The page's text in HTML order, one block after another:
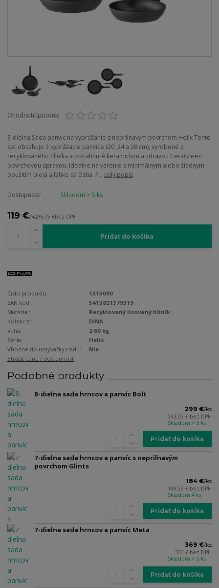
Ohodnotiť produkt
3-dielna Sada panvíc na vyprážanie s nepriľnavým povrchom Helix Tento
set obsahuje 3 vyprážacie panvice (20, 24 a 28 cm), vyrobené z
recyklovaného hliníka a potiahnuté keramickou a zdravou CeraGreen
povrchovou úpravou. Ideálne na varenie s minimálnym alebo žiadnym
použitím oleja a ľahko sa čistia. F... celý popis
Dostupnosť Skladom > 5 ks
119 €/ks96,75 €bez DPH
Pridať do košíka
Číslo produktu:
1315090
EAN kód:
5413821379319
Materiál:
Recyklovaný lisovaný hliník
Kolekcia:
DiNA
Váha:
2,60 kg
Séria:
Helix
Vhodné do umývačky riadu:
Nie
Strážiť cenu / dostupnosť
Podobné produkty
8-dielna sada hrncov a panvíc Bolt
299 €/ks
243,09 € bez DPH
Skladom > 5 ks
Pridať do košíka
7-dielna sada hrncov a panvíc s nepriľnavým
povrchom Glints
184 €/ks
149,59 € bez DPH
Skladom 4 ks
Pridať do košíka
7-dielna sada hrncov a panvíc Meta
369 €/ks
300 € bez DPH
Skladom > 5 ks
Pridať do košíka